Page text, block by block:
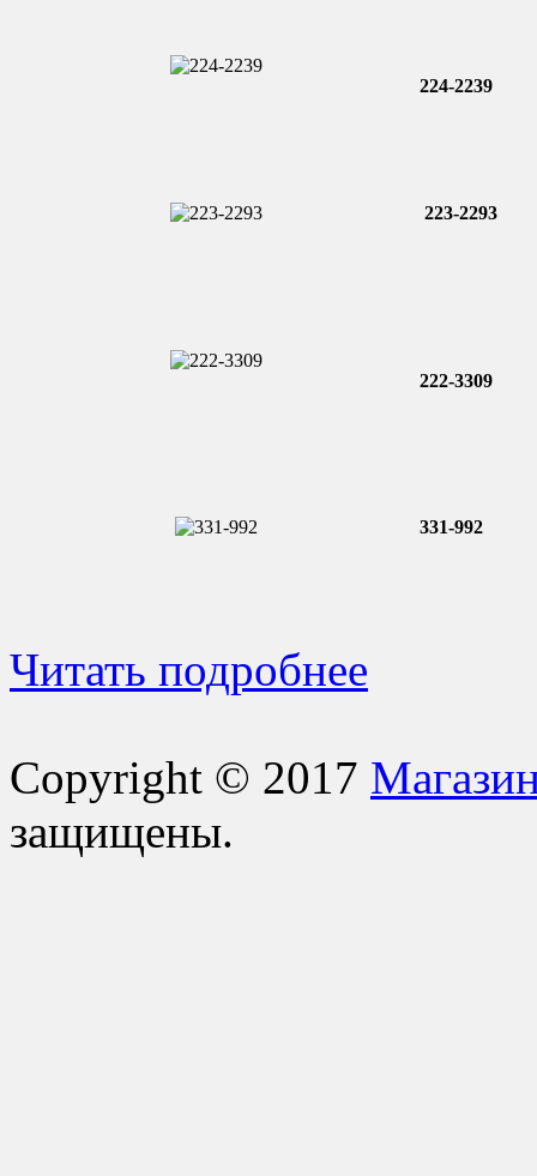
224-2239
223-2293
222-3309
331-992
Читать подробнее
Copyright © 2017
защищены.